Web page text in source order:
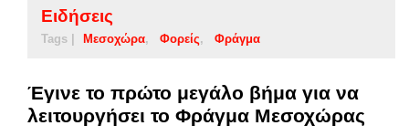
Ειδήσεις
Tags | Μεσοχώρα Φορείς Φράγμα
Έγινε το πρώτο μεγάλο βήμα για να
λειτουργήσει το Φράγμα Μεσοχώρας